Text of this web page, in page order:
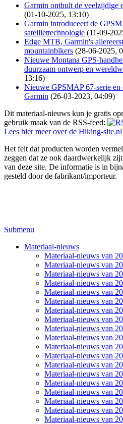
Garmin onthult de veelzijdige
(01-10-2025, 13:10)
Garmin introduceert de
satelliettechnologie (11-09-
Edge MTB, Garmin's
mountainbikers (28-06-2025,
Nieuwe Montana GPS-
duurzaam ontwerp en
13:16)
Nieuwe GPSMAP 67-serie en
Garmin (26-03-2023, 04:09)
Dit materiaal-nieuws kun je gratis
gebruik maak van de RSS-feed:
Lees hier meer over de Hiking-
Het feit dat producten worden
zeggen dat ze ook daardwerkelijk
van deze site. De informatie is in
gesteld door de fabrikant/importeur.
Submenu
Materiaal-nieuws
Materiaal-nieuws van
Materiaal-nieuws van
Materiaal-nieuws van
Materiaal-nieuws van
Materiaal-nieuws van
Materiaal-nieuws van
Materiaal-nieuws van
Materiaal-nieuws van
Materiaal-nieuws van
Materiaal-nieuws van
Materiaal-nieuws van
Materiaal-nieuws van
Materiaal-nieuws van
Materiaal-nieuws van
Materiaal-nieuws van
Materiaal-nieuws van
Materiaal-nieuws van
Materiaal-nieuws van
Materiaal-nieuws van